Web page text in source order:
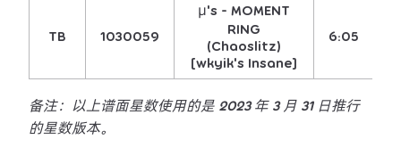
TB 1030059
μ's - MOMENT
RING
(Chaoslitz)
[wkyik's Insane]
6:05
备注：以上谱面星数使用的是 2023 年 3 月 31 日推行
的星数版本。